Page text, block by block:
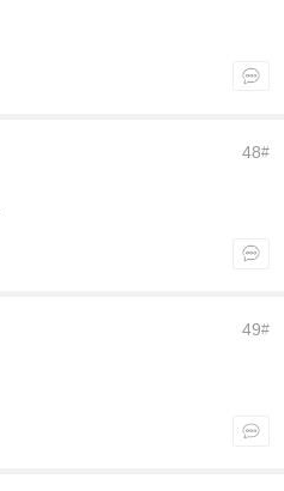
48#
49#